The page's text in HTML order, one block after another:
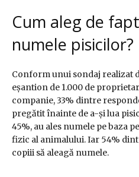
Cum aleg de
numele pisicilor?
Conform unui sondaj realizat
eșantion de 1.000 de
companie, 33% dintre
pregătit înainte de a-și lua
45%, au ales numele pe baza
fizic al animalului. Iar 54%
copiii să aleagă numele.